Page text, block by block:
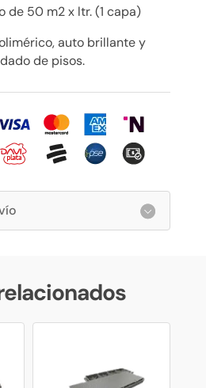
de 50 m2 x ltr. (1 capa)
auto brillante y
de pisos.